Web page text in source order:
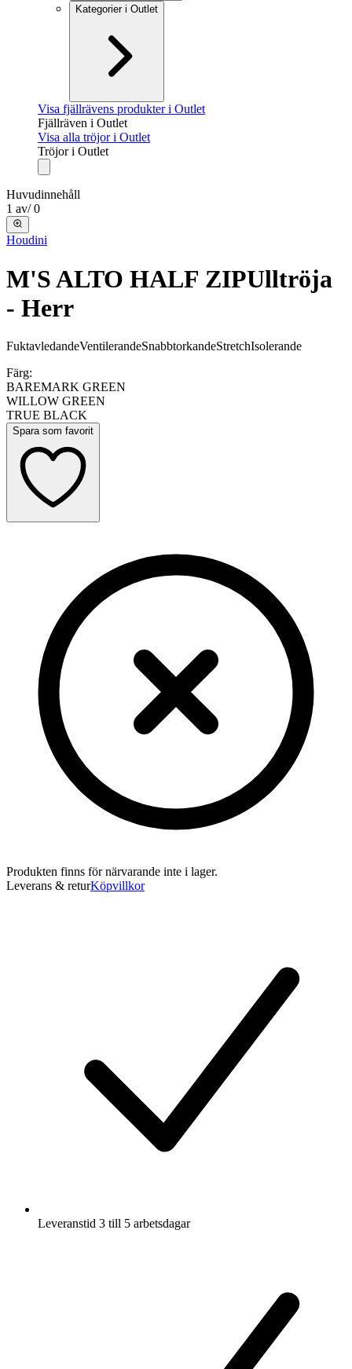
Kategorier i Outlet
Visa fjällrävens produkter i Outlet
Fjällräven i Outlet
Visa alla tröjor i Outlet
Tröjor i Outlet
Huvudinnehåll
1 av/ 0
Houdini
M'S ALTO HALF ZIPUlltröja
- Herr
FuktavledandeVentilerandeSnabbtorkandeStretchIsolerande
Färg:
BAREMARK GREEN
WILLOW GREEN
TRUE BLACK
Spara som favorit
Produkten finns för närvarande inte i lager.
Leverans & returKöpvillkor
Leveranstid 3 till 5 arbetsdagar